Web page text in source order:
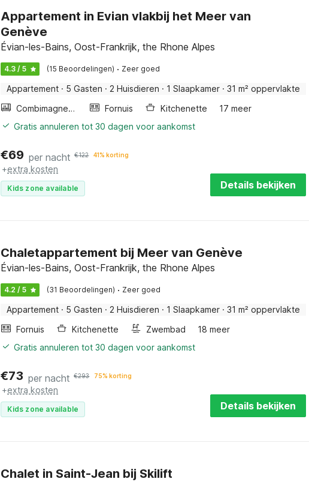
Appartement in Evian vlakbij het Meer van
Genève
Évian-les-Bains, Oost-Frankrijk, the Rhone Alpes
4.3 / 5 (15 Beoordelingen) · Zeer goed
Appartement · 5 Gasten · 2 Huisdieren · 1 Slaapkamer · 31 m² oppervlakte
Combimagnetron
Fornuis Kitchenette
17 meer
Gratis annuleren tot 30 dagen voor aankomst
€69 per nacht €122 41% korting
+extra kosten
Kids zone available Details bekijken
Chaletappartement bij Meer van Genève
Évian-les-Bains, Oost-Frankrijk, the Rhone Alpes
4.2 / 5 (31 Beoordelingen) · Zeer goed
Appartement · 5 Gasten · 2 Huisdieren · 1 Slaapkamer · 31 m² oppervlakte
Fornuis
Kitchenette Zwembad
18 meer
Gratis annuleren tot 30 dagen voor aankomst
€73 per nacht €293 75% korting
+extra kosten
Kids zone available Details bekijken
Chalet in Saint-Jean bij Skilift